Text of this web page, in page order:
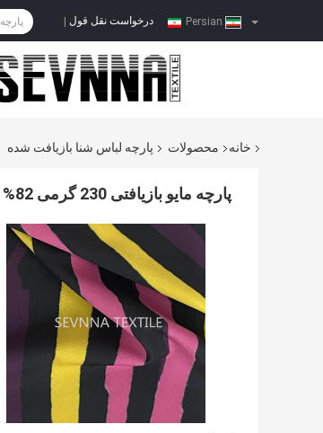
درخواست نقل قول
خانه محصولات پارچه لباس شنا بازیافت شده
پارچه مایو بازیافتی 230 گرمی 82% پلی استر Repreve + 18% اسپندکس برای بافت حلقوی